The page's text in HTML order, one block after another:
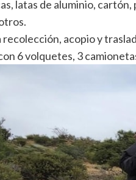
latas de aluminio,
recolección, acopio y
6 volquetes, 3